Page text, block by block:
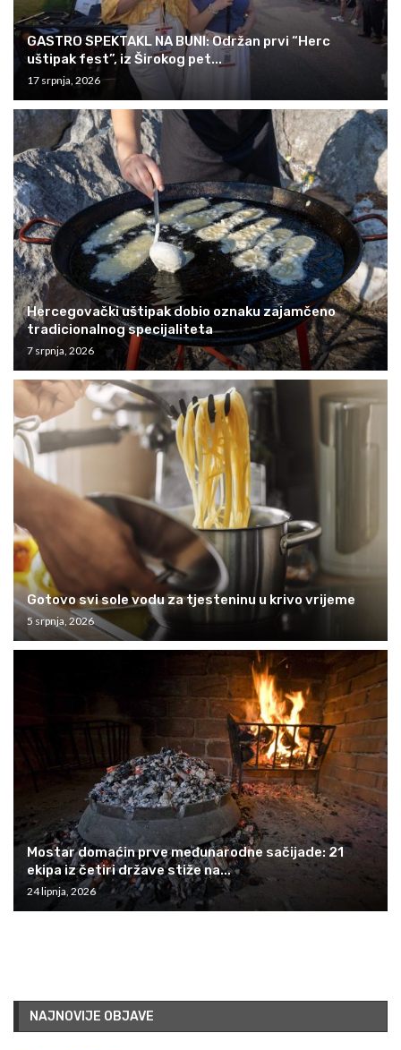
GASTRO SPEKTAKL NA BUNI: Održan prvi “Herc
uštipak fest”, iz Širokog pet...
17 srpnja, 2026
Hercegovački uštipak dobio oznaku zajamčeno
tradicionalnog specijaliteta
7 srpnja, 2026
Gotovo svi sole vodu za tjesteninu u krivo vrijeme
5 srpnja, 2026
Mostar domaćin prve međunarodne sačijade: 21
ekipa iz četiri države stiže na...
24 lipnja, 2026
NAJNOVIJE OBJAVE